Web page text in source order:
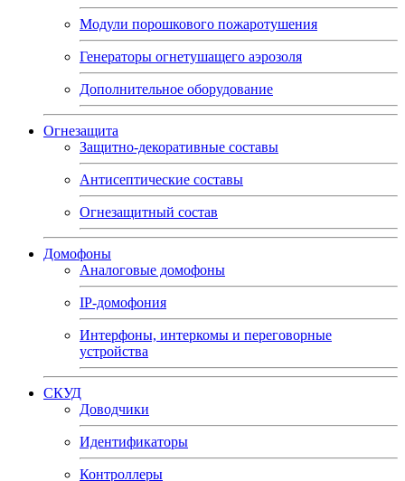
Модули порошкового пожаротушения
Генераторы огнетушащего аэрозоля
Дополнительное оборудование
Огнезащита
Защитно-декоративные составы
Антисептические составы
Огнезащитный состав
Домофоны
Аналоговые домофоны
IP-домофония
Интерфоны, интеркомы и переговорные
устройства
СКУД
Доводчики
Идентификаторы
Контроллеры